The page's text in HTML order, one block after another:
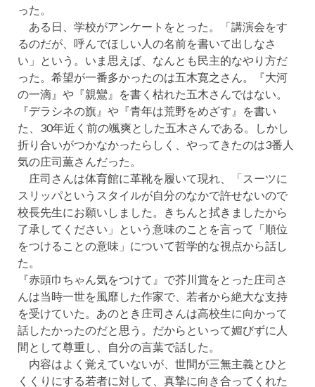
った。
ある日、学校がアンケートをとった。「講演会をす
るのだが、呼んでほしい人の名前を書いて出しなさ
い」という。いま思えば、なんとも民主的なやり方だ
った。希望が一番多かったのは五木寛之さん。『大河
の一滴』や『親鸞』を書く枯れた五木さんではない。
『デラシネの旗』や『青年は荒野をめざす』を書い
た、30年近く前の颯爽とした五木さんである。しかし
折り合いがつかなかったらしく、やってきたのは3番人
気の庄司薫さんだった。
庄司さんは体育館に革靴を履いて現れ、「スーツに
スリッパというスタイルが自分のなかで許せないので
校長先生にお願いしました。きちんと拭きましたから
了承してください」という意味のことを言って「順位
をつけることの意味」について哲学的な視点から話し
た。
『赤頭巾ちゃん気をつけて』で芥川賞をとった庄司さ
んは当時一世を風靡した作家で、若者から絶大な支持
を受けていた。あのとき庄司さんは高校生に向かって
話したかったのだと思う。だからといって媚びずに人
間として尊重し、自分の言葉で話した。
内容はよく覚えていないが、世間が三無主義とひと
くくりにする若者に対して、真摯に向き合ってくれた